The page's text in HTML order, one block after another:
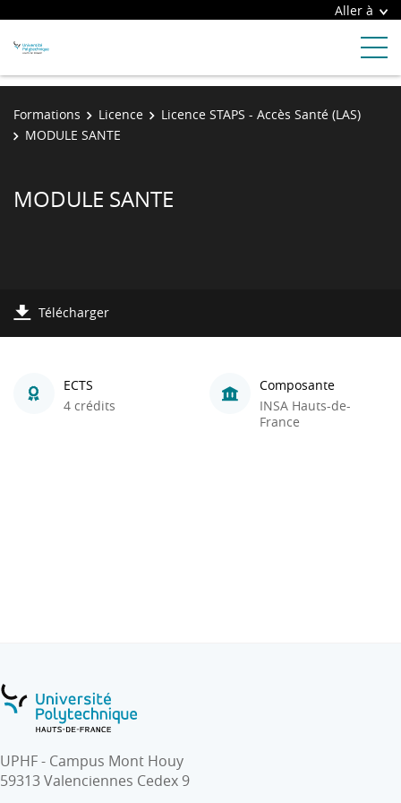
Aller à
Formations Licence
Licence STAPS - Accès Santé (LAS)
MODULE SANTE
MODULE SANTE
Télécharger
ECTS
4 crédits
Composante
INSA Hauts-de-
France
UPHF - Campus Mont Houy
59313 Valenciennes Cedex 9